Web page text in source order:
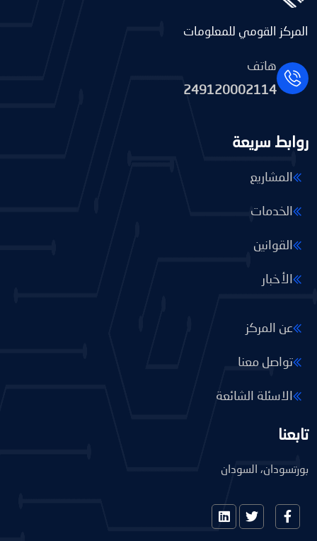
المركز القومي للمعلومات
هاتف
249120002114
روابط سريعة
المشاريع
الخدمات
القوانين
الأخبار
عن المركز
تواصل معنا
الاسئلة الشائعة
تابعنا
بورتسودان، السودان